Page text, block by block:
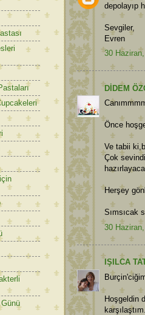
depolayıp
Sevgiler,
Evren
30
DİDEM
Önce
Ve tabii
Çok
Herşey
Sımsıcak
30
IŞILCA
Hoşgeldin
karşılaştım.